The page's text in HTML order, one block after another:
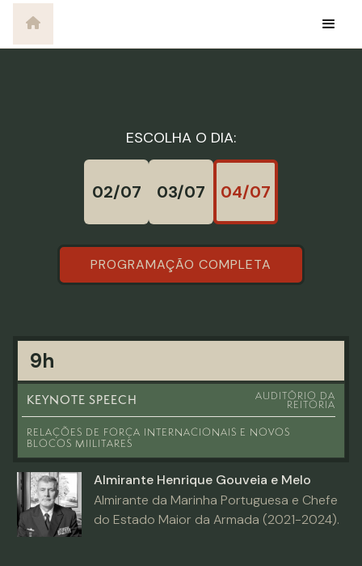
ESCOLHA O DIA:
02/07 03/07 04/07
PROGRAMAÇÃO COMPLETA
9h
KEYNOTE SPEECH AUDITÓRIO DA
REITORIA
RELAÇÕES DE FORÇA INTERNACIONAIS E NOVOS
BLOCOS MIILITARES
Almirante Henrique Gouveia e Melo
Almirante da Marinha Portuguesa e Chefe
do Estado Maior da Armada (2021-2024).